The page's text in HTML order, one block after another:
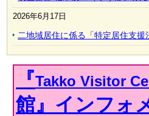
2026年6月17日
二地域居住に係る「特定居住支
『Takko Visitor
館』インフォ